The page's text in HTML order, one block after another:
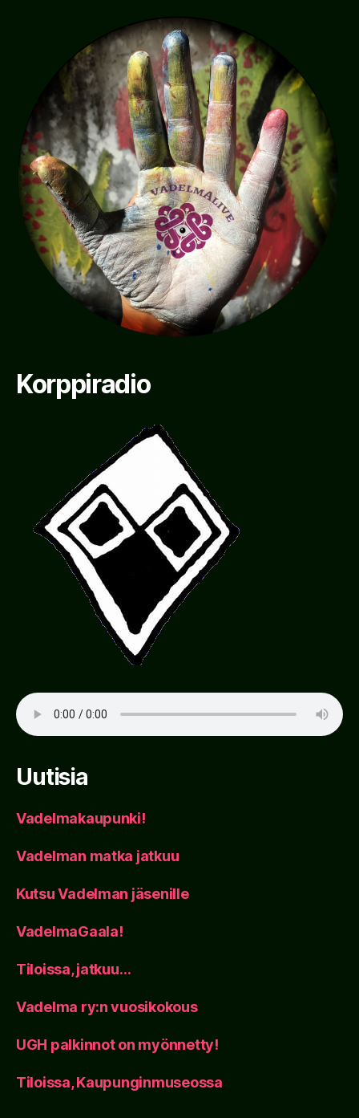
Korppiradio
Uutisia
Vadelmakaupunki!
Vadelman matka jatkuu
Kutsu Vadelman jäsenille
VadelmaGaala!
Tiloissa, jatkuu…
Vadelma ry:n vuosikokous
UGH palkinnot on myönnetty!
Tiloissa, Kaupunginmuseossa